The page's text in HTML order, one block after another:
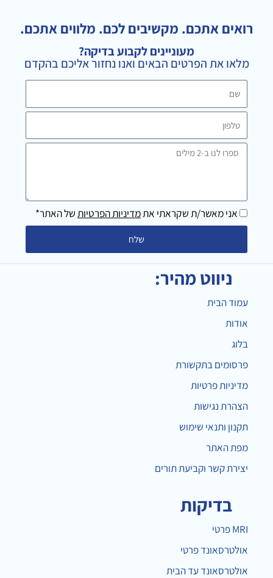
b
o
o
k
l
e
a
g
r
a
רואים אתכם. מקשיבים לכם. מלווים אתכם.
מעוניינים לקבוע בדיקה?
מלאו את הפרטים הבאים ואנו נחזור אליכם בהקדם
טלפון
ספרו
מילים
אני מאשר/ת שקראתי אתמדיניות הפרטיותשל האתר*
שלח
ניווט מהיר:
עמוד הבית
אודות
בלוג
פרסומים בתקשורת
מדיניות פרטיות
הצהרת נגישות
תקנון ותנאי שימוש
מפת האתר
יצירת קשר וקביעת תורים
בדיקות
MRI פרטי
אולטרסאונד פרטי
אולטרסאונד עד הבית